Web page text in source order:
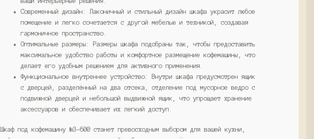
Современный дизайн: Лаконичный и стильный дизайн шкафа украсит любое
помещение и легко сочетается с другой мебелью и техникой, создавая
гармоничное пространство.
Оптимальные размеры: Размеры шкафа подобраны так, чтобы предоставить
максимальное удобство работы и комфортное размещение кофемашины, что
делает его удобным решением для активного применения.
Функциональное внутреннее устройство: Внутри шкафа предусмотрен ящик
с дверцей, разделённый на два отсека, отделение под мусорное ведро с
подвижной дверцей и небольшой выдвижной ящик, что упрощает хранение
аксессуаров и обеспечивает их легкий доступ.
Шкаф под кофемашину №3-600 станет превосходным выбором для вашей кухни,